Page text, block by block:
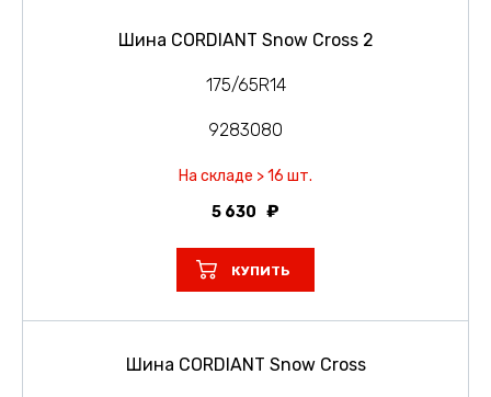
Шина CORDIANT Snow Cross 2
175/65R14
9283080
На складе > 16 шт.
5 630
КУПИТЬ
Шина CORDIANT Snow Cross